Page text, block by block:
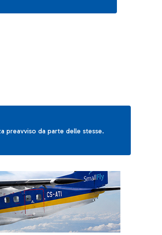
preavviso da parte delle stesse.